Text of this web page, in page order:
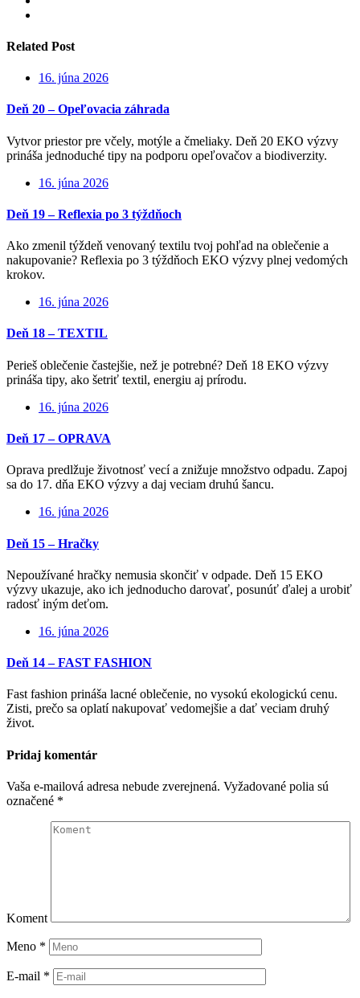
Related Post
16. júna 2026
Deň 20 – Opeľovacia záhrada
Vytvor priestor pre včely, motýle a čmeliaky. Deň 20 EKO výzvy
prináša jednoduché tipy na podporu opeľovačov a biodiverzity.
16. júna 2026
Deň 19 – Reflexia po 3 týždňoch
Ako zmenil týždeň venovaný textilu tvoj pohľad na oblečenie a
nakupovanie? Reflexia po 3 týždňoch EKO výzvy plnej vedomých
krokov.
16. júna 2026
Deň 18 – TEXTIL
Perieš oblečenie častejšie, než je potrebné? Deň 18 EKO výzvy
prináša tipy, ako šetriť textil, energiu aj prírodu.
16. júna 2026
Deň 17 – OPRAVA
Oprava predlžuje životnosť vecí a znižuje množstvo odpadu. Zapoj
sa do 17. dňa EKO výzvy a daj veciam druhú šancu.
16. júna 2026
Deň 15 – Hračky
Nepoužívané hračky nemusia skončiť v odpade. Deň 15 EKO
výzvy ukazuje, ako ich jednoducho darovať, posunúť ďalej a urobiť
radosť iným deťom.
16. júna 2026
Deň 14 – FAST FASHION
Fast fashion prináša lacné oblečenie, no vysokú ekologickú cenu.
Zisti, prečo sa oplatí nakupovať vedomejšie a dať veciam druhý
život.
Pridaj komentár
Vaša e-mailová adresa nebude zverejnená. Vyžadované polia sú
označené *
Koment
Meno *
E-mail *